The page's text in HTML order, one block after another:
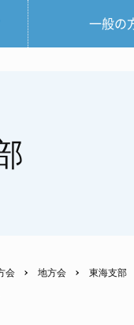
一般の
会 地方会 東海支部